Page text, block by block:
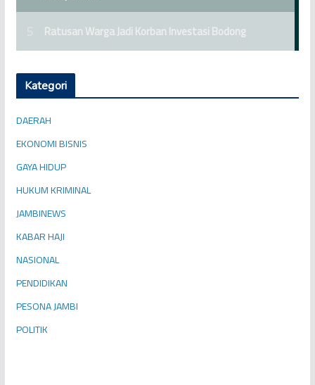
Kategori
DAERAH
EKONOMI BISNIS
GAYA HIDUP
HUKUM KRIMINAL
JAMBINEWS
KABAR HAJI
NASIONAL
PENDIDIKAN
PESONA JAMBI
POLITIK